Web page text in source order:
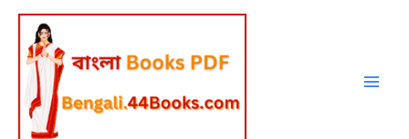
Skip
content